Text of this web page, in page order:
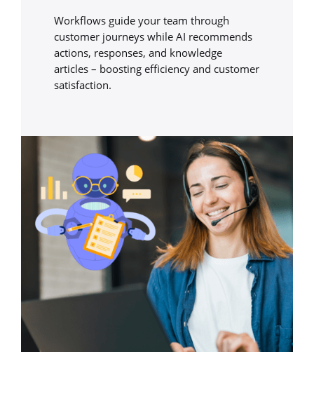
Workflows guide your team through
customer journeys while AI recommends
actions, responses, and knowledge
articles – boosting efficiency and customer
satisfaction.